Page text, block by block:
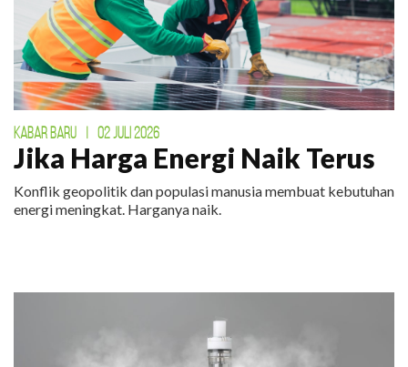
KABAR BARU 02 JULI 2026
Jika Harga Energi Naik Terus
Konflik geopolitik dan populasi manusia membuat kebutuhan
energi meningkat. Harganya naik.